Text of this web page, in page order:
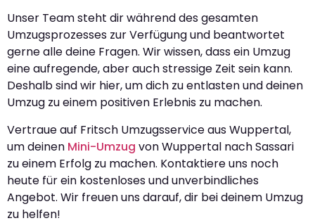
Unser Team steht dir während des gesamten
Umzugsprozesses zur Verfügung und beantwortet
gerne alle deine Fragen. Wir wissen, dass ein Umzug
eine aufregende, aber auch stressige Zeit sein kann.
Deshalb sind wir hier, um dich zu entlasten und deinen
Umzug zu einem positiven Erlebnis zu machen.
Vertraue auf Fritsch Umzugsservice aus Wuppertal,
um deinen Mini-Umzug von Wuppertal nach Sassari
zu einem Erfolg zu machen. Kontaktiere uns noch
heute für ein kostenloses und unverbindliches
Angebot. Wir freuen uns darauf, dir bei deinem Umzug
zu helfen!